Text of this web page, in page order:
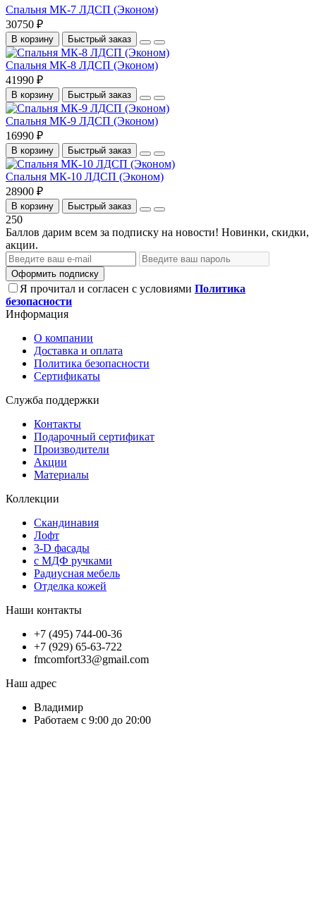
Спальня МК-7 ЛДСП (Эконом)
30750 ₽
В корзину Быстрый заказ
Спальня МК-8 ЛДСП (Эконом)
41990 ₽
В корзину Быстрый заказ
Спальня МК-9 ЛДСП (Эконом)
16990 ₽
В корзину Быстрый заказ
Спальня МК-10 ЛДСП (Эконом)
28900 ₽
В корзину Быстрый заказ
250
Баллов дарим всем за подписку на новости! Новинки, скидки,
акции.
Оформить подписку
Я прочитал и согласен с условиями Политика
безопасности
Информация
О компании
Доставка и оплата
Политика безопасности
Сертификаты
Служба поддержки
Контакты
Подарочный сертификат
Производители
Акции
Материалы
Коллекции
Скандинавия
Лофт
3-D фасады
с МДФ ручками
Радиусная мебель
Отделка кожей
Наши контакты
+7 (495) 744-00-36
+7 (929) 65-63-722
fmcomfort33@gmail.com
Наш адрес
Владимир
Работаем с 9:00 до 20:00